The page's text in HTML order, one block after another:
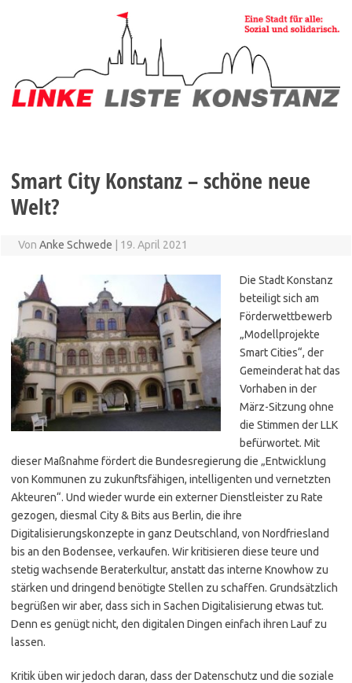
Smart City Konstanz – schöne neue
Welt?
Von Anke Schwede 19. April 2021
Die Stadt Konstanz
beteiligt sich am
Förderwettbewerb
„Modellprojekte
Smart Cities“, der
Gemeinderat hat das
Vorhaben in der
März-Sitzung ohne
die Stimmen der LLK
befürwortet. Mit
dieser Maßnahme fördert die Bundesregierung die „Entwicklung
von Kommunen zu zukunftsfähigen, intelligenten und vernetzten
Akteuren“. Und wieder wurde ein externer Dienstleister zu Rate
gezogen, diesmal City & Bits aus Berlin, die ihre
Digitalisierungskonzepte in ganz Deutschland, von Nordfriesland
bis an den Bodensee, verkaufen. Wir kritisieren diese teure und
stetig wachsende Beraterkultur, anstatt das interne Knowhow zu
stärken und dringend benötigte Stellen zu schaffen. Grundsätzlich
begrüßen wir aber, dass sich in Sachen Digitalisierung etwas tut.
Denn es genügt nicht, den digitalen Dingen einfach ihren Lauf zu
lassen.
Kritik üben wir jedoch daran, dass der Datenschutz und die soziale